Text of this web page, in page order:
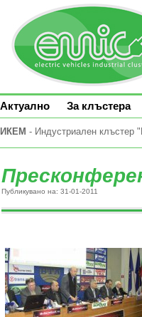
Актуално За клъстера
ИКЕМ - Индустриален клъстер
Публикувано на: 31-01-2011